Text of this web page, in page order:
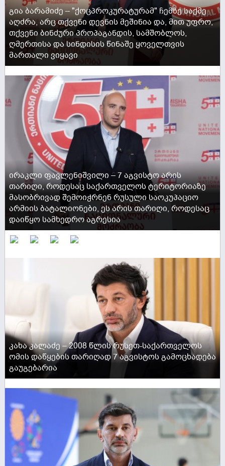
გია ბარამიძე – "ქოცპროკურატურამ" ჩემზე საქმე
აღძრა, არც თქვენი დევნის მეშინია და, მით უფრო,
თქვენი ბინძური პროპაგანდის, სამშობლოს,
ღმერთისა და სინდისის წინაშე ყოველთვის
მართალი ვიყავი
ირაკლი ფავლენიშვილი – 7 აგვისტო არის
თარიღი, როდესაც საქართველოს ტერიტორიაზე
მასობრივად შემოიჭრნენ რუსული საოკუპაციო
არმიის ბატალიონები, ეს არის თარიღი, როდესაც
დაიწყო სამხედრო აგრესია
კახა კალაძე – 2008 წლის რუსეთ-საქართველოს
ომის დაწყების თარიღად 7 აგვისტოს გამოცხადება
გაუგებარია